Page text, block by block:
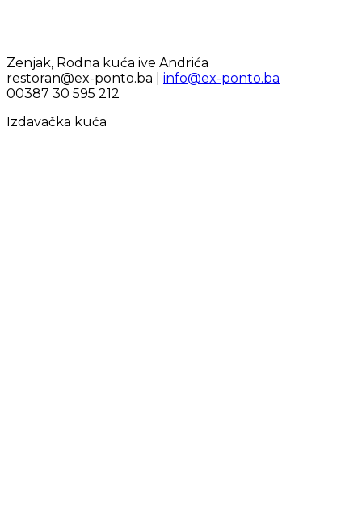
Zenjak, Rodna kuća ive Andrića
restoran@ex-ponto.ba | info@ex-ponto.ba
00387 30 595 212
Izdavačka kuća